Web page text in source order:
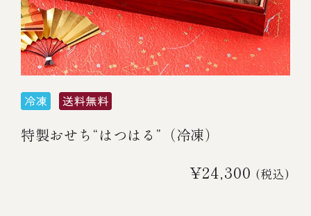
特製おせち“はつはる”（冷凍）
¥24,300 (税込)